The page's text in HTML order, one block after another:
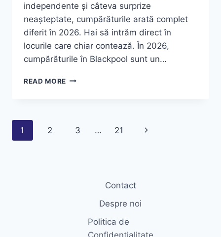
independente și câteva surprize
neașteptate, cumpărăturile arată complet
diferit în 2026. Hai să intrăm direct în
locurile care chiar contează. În 2026,
cumpărăturile în Blackpool sunt un…
READ MORE CUMPĂRĂTURI
CARE
Page
1 2 3 … 21
Next
Contact
Despre noi
Politica de